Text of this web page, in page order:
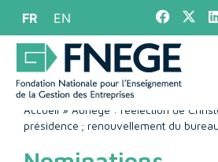
FR EN
Accueil » Aunege : réélection de
présidence ; renouvellement du bureau